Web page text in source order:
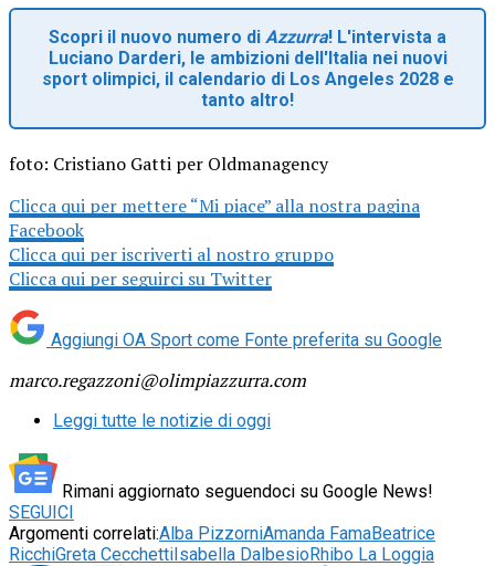
Scopri il nuovo numero di Azzurra! L'intervista a
Luciano Darderi, le ambizioni dell'Italia nei nuovi
sport olimpici, il calendario di Los Angeles 2028 e
tanto altro!
foto: Cristiano Gatti per Oldmanagency
Clicca qui per mettere “Mi piace” alla nostra pagina
Facebook
Clicca qui per iscriverti al nostro gruppo
Clicca qui per seguirci su Twitter
Aggiungi OA Sport come Fonte preferita su Google
marco.regazzoni@olimpiazzurra.com
Leggi tutte le notizie di oggi
Rimani aggiornato seguendoci su Google News!
SEGUICI
Argomenti correlati:Alba PizzorniAmanda FamaBeatrice
RicchiGreta CecchettiIsabella DalbesioRhibo La Loggia